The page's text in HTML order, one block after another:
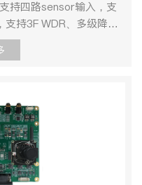
持四路sensor输入，支
支持3F WDR、多级降
像增强和处理算法，为用
内置四核
络推理单 元，最高
神经网 络框架。并内置
差异化的CV计算需
低功耗工艺和
LPDDR4x/DDR4颗粒，